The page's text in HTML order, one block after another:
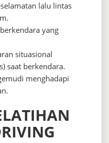
lalu lintas
yang
situasional
saat berkendara.
menghadapi